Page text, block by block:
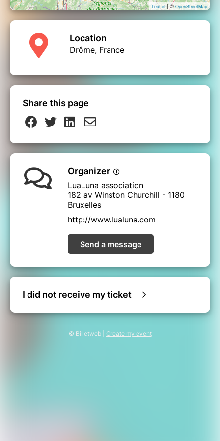
Leaflet| © OpenStreetMap
Location
Drôme, France
Share this page
Organizer
LuaLuna association
182 av Winston Churchill - 1180
Bruxelles
http://www.lualuna.com
Send a message
I did not receive my ticket
© Billetweb | Create my event